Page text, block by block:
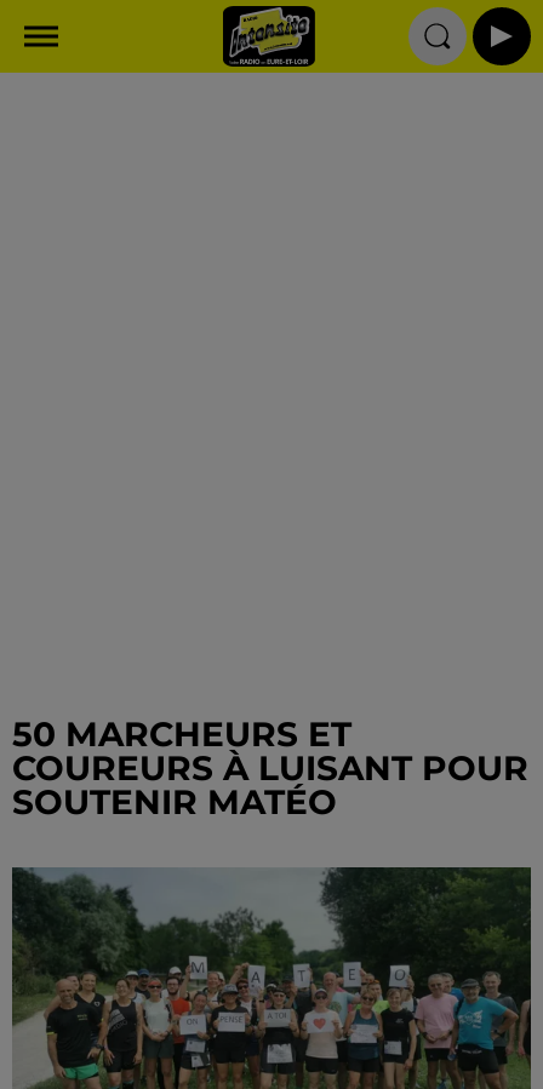
50 MARCHEURS ET
COUREURS À LUISANT POUR
SOUTENIR MATÉO